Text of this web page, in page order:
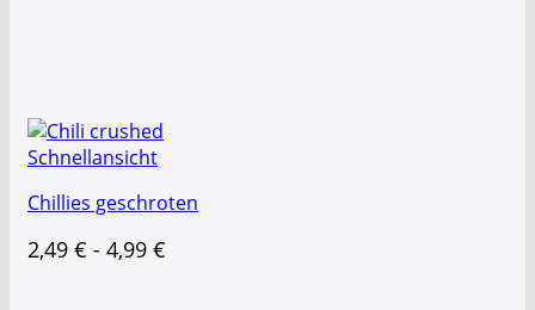
Schnellansicht
Chillies geschroten
2,49 € - 4,99 €